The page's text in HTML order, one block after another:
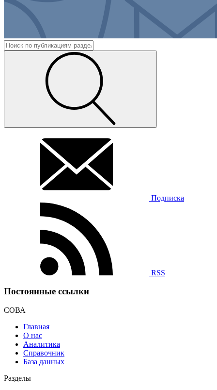
Подписка
RSS
Постоянные ссылки
СОВА
Главная
О нас
Аналитика
Справочник
База данных
Разделы